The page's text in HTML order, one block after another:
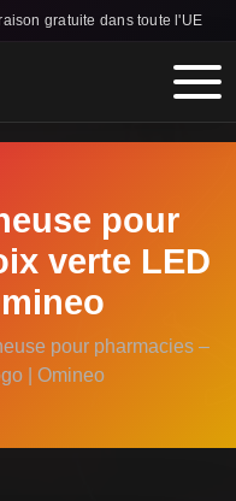
gratuite dans toute l'UE
pour
verte LED
pour pharmacies –
| Omineo